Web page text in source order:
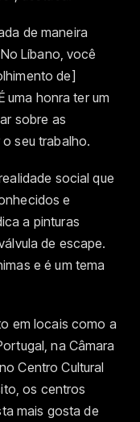
de maneira
Líbano, você
de]
uma honra ter um
sobre as
seu trabalho.
social que
e
a pinturas
de escape.
e é um tema
em locais como a
na Câmara
Centro Cultural
os centros
mais gosta de